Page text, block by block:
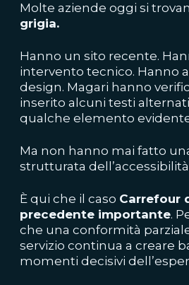
Molte aziende oggi si
grigia.
Hanno un sito recente.
intervento tecnico. Hanno
design. Magari hanno
inserito alcuni testi
qualche elemento
Ma non hanno mai fatto
strutturata
È qui che il caso Carrefour
precedente importante.
che una conformità
servizio continua a creare
momenti decisivi